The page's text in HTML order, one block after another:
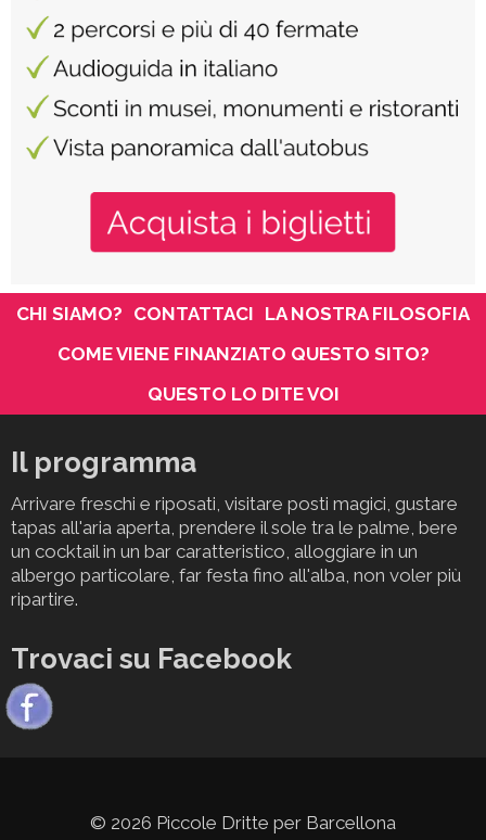
CHI SIAMO? CONTATTACI LA NOSTRA FILOSOFIA
COME VIENE FINANZIATO QUESTO SITO?
QUESTO LO DITE VOI
Il programma
Arrivare freschi e riposati, visitare posti magici, gustare
tapas all'aria aperta, prendere il sole tra le palme, bere
un cocktail in un bar caratteristico, alloggiare in un
albergo particolare, far festa fino all'alba, non voler più
ripartire.
Trovaci su Facebook
© 2026 Piccole Dritte per Barcellona